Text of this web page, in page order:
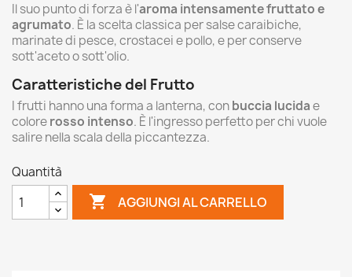
Il suo punto di forza è l'aroma intensamente fruttato e
agrumato. È la scelta classica per salse caraibiche,
marinate di pesce, crostacei e pollo, e per conserve
sott'aceto o sott'olio.
Caratteristiche del Frutto
I frutti hanno una forma a lanterna, conbuccia lucidae
colorerosso intenso. È l'ingresso perfetto per chi vuole
salire nella scala della piccantezza.
Quantità
 AGGIUNGI AL CARRELLO